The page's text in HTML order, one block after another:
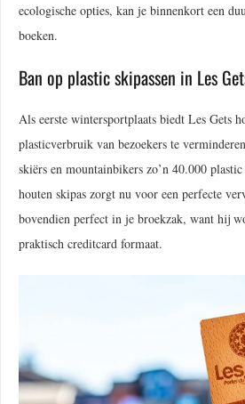
ecologische opties, kan je binnenkort een
boeken.
Ban op plastic skipassen in Les
Als eerste wintersportplaats biedt Les Gets
plasticverbruik van bezoekers te
skiërs en mountainbikers zo’n 40.000
houten skipas zorgt nu voor een perfecte
bovendien perfect in je broekzak, want hij
praktisch creditcard formaat.